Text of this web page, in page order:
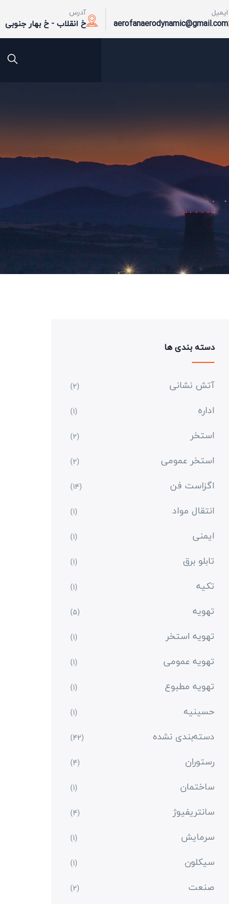
ایمیل
aerofanaerodynamic@gmail.com
آدرس
خ انقلاب - خ بهار جنوبی
دسته بندی ها
آتش نشانی (2)
اداره (1)
استخر (2)
استخر عمومی (2)
اگزاست فن (14)
انتقال مواد (1)
ایمنی (1)
تابلو برق (1)
تکیه (1)
تهویه (5)
تهویه استخر (1)
تهویه عمومی (1)
تهویه مطبوع (1)
حسینیه (1)
دسته‌بندی نشده (42)
رستوران (4)
ساختمان (1)
سانتریفیوژ (4)
سرمایش (1)
سیکلون (1)
صنعت (2)